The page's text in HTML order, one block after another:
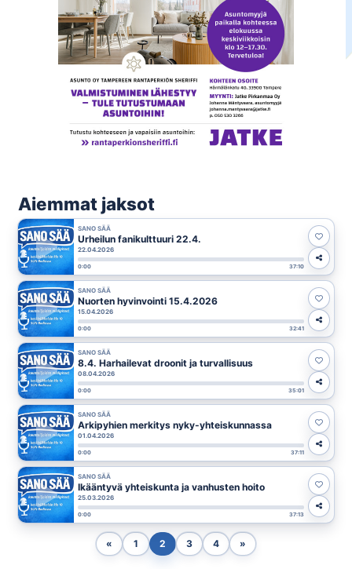
Aiemmat jaksot
SANO SÄÄ
Urheilun fanikulttuuri 22.4.
22.04.2026
0:00 37:10
SANO SÄÄ
Nuorten hyvinvointi 15.4.2026
15.04.2026
0:00 32:41
SANO SÄÄ
8.4. Harhailevat droonit ja turvallisuus
08.04.2026
0:00 35:01
SANO SÄÄ
Arkipyhien merkitys nyky-yhteiskunnassa
01.04.2026
0:00 37:11
SANO SÄÄ
Ikääntyvä yhteiskunta ja vanhusten hoito
25.03.2026
0:00 37:13
« 1 2 3 4 »